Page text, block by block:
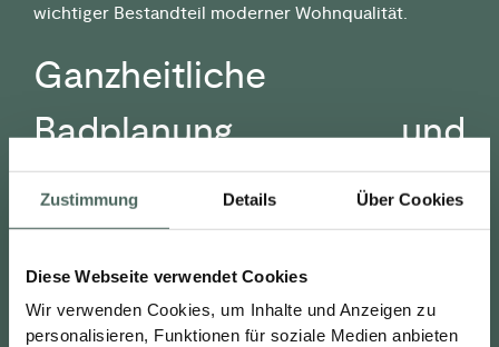
Zustimmung Details Über Cookies
Diese Webseite verwendet Cookies
Wir verwenden Cookies, um Inhalte und Anzeigen zu
personalisieren, Funktionen für soziale Medien anbieten
wichtiger Bestandteil moderner Wohnqualität.
Ganzheitliche
Badplanung und
Wohnkonzepte: warum
das Zusammenspiel den
Unterschied macht